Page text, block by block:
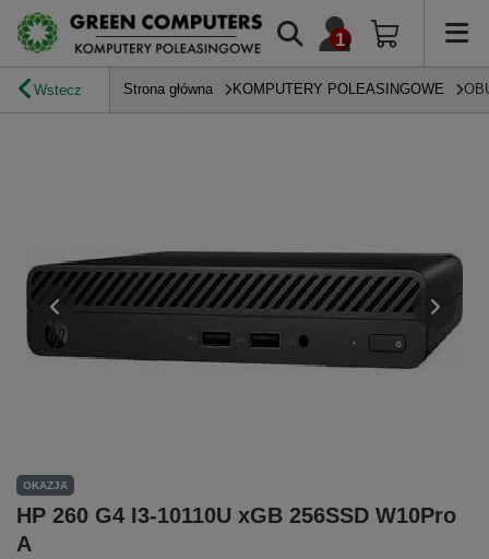
Wstecz Strona główna KOMPUTERY POLEASINGOWE
OKAZJA
HP 260 G4 I3-10110U xGB 256SSD W10Pro
A